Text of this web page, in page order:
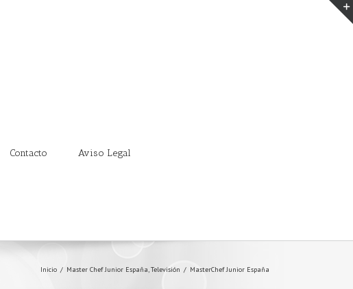
Contacto Aviso Legal
Inicio / Master Chef Junior España,Televisión / MasterChef Junior España